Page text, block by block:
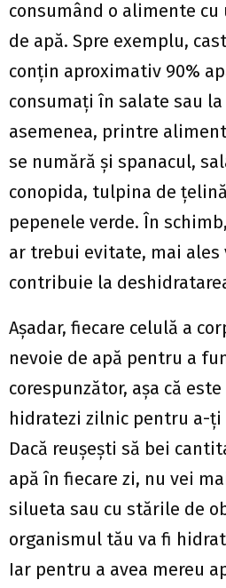
consumând o alimente
de apă. Spre exemplu,
conțin aproximativ 90%
consumați în salate sau
asemenea, printre
se numără și spanacul,
conopida, tulpina de
pepenele verde. În
ar trebui evitate, mai ales
contribuie la
Așadar, fiecare celulă a
nevoie de apă pentru a
corespunzător, așa că
hidratezi zilnic pentru a-
Dacă reușești să bei
apă în fiecare zi, nu vei
silueta sau cu stările de
organismul tău va fi
Iar pentru a avea mereu